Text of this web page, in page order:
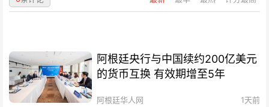
阿根廷央行与中国续约200亿美元
的货币互换 有效期增至5年
阿根廷华人网 1天前